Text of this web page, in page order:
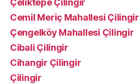
Cemil Meriç Mahallesi Çilingir
Çengelköy Mahallesi Çilingir
Cibali Çilingir
Cihangir Çilingir
Çilingir